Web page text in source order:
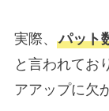
実際、 パット
と言われてお
アアップに欠